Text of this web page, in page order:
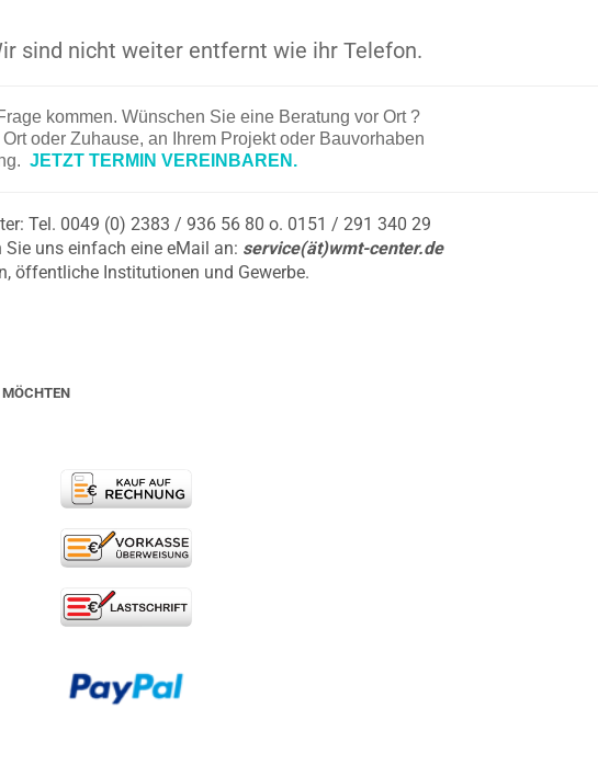
sind nicht weiter entfernt wie ihr Telefon.
kommen. Wünschen Sie eine Beratung vor Ort ?
oder Zuhause, an Ihrem Projekt oder Bauvorhaben
JETZT TERMIN VEREINBAREN.
Tel. 0049 (0) 2383 / 936 56 80 o. 0151 / 291 340 29
Sie uns einfach eine eMail an: service(ät)wmt-center.de
öffentliche Institutionen und Gewerbe.